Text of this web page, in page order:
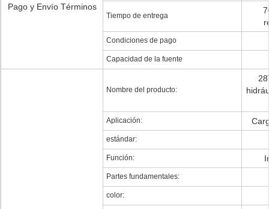
Pago y Envío Términos
Tiempo de entrega
Condiciones de pago
Capacidad de la fuente
Nombre del producto:
Aplicación:
estándar:
Función:
Partes fundamentales:
color: